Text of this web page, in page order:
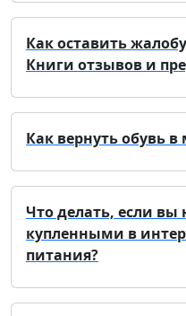
Как оставить
Книги отзывов и
Как вернуть обувь
Что делать, если вы
купленными в
питания?